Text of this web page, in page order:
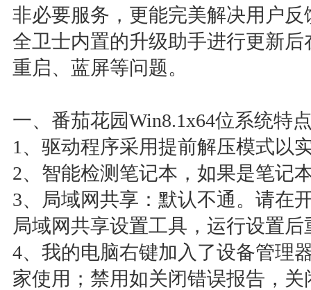
非必要服务，更能完美解决用户
全卫士内置的升级助手进行更新
重启、蓝屏等问题。
一、番茄花园Win8.1x64位系统特
1、驱动程序采用提前解压模式以
2、智能检测笔记本，如果是笔记
3、局域网共享：默认不通。请在
局域网共享设置工具，运行设置后
4、我的电脑右键加入了设备管理
家使用；禁用如关闭错误报告，